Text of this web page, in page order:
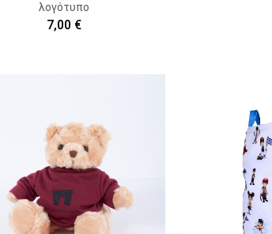
λογότυπο
7,00 €